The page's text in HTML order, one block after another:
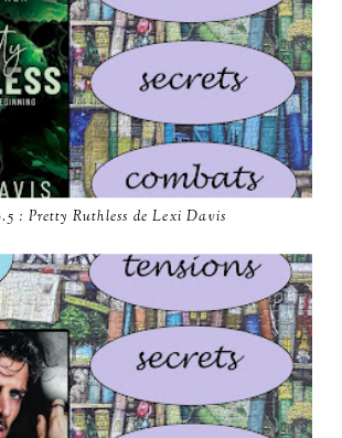
: Pretty Ruthless de Lexi Davis